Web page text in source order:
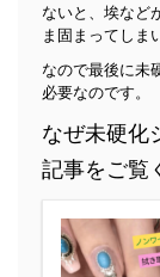
ないと、埃など
ま固まってしま
なので最後に未
必要なのです。
なぜ未硬化
記事をご覧